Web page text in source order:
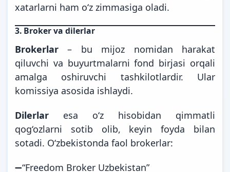
xatarlarni ham o‘z zimmasiga oladi.
3. Broker va dilerlar
Brokerlar – bu mijoz nomidan harakat
qiluvchi va buyurtmalarni fond birjasi orqali
amalga oshiruvchi tashkilotlardir. Ular
komissiya asosida ishlaydi.
Dilerlar esa o‘z hisobidan qimmatli
qog‘ozlarni sotib olib, keyin foyda bilan
sotadi. O‘zbekistonda faol brokerlar:
➖“Freedom Broker Uzbekistan”